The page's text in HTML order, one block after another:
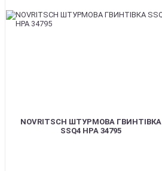
NOVRITSCH ШТУРМОВА ГВИНТІВКА
SSQ4 HPA 34795